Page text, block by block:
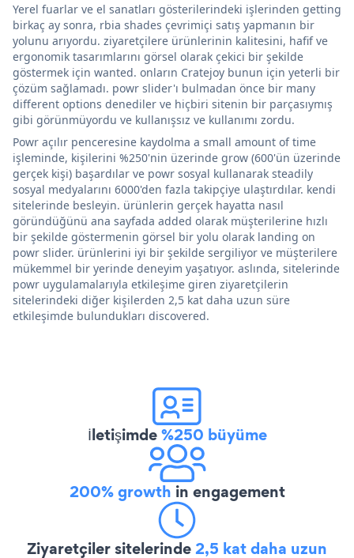
Yerel fuarlar ve el sanatları gösterilerindeki işlerinden getting
birkaç ay sonra, rbia shades çevrimiçi satış yapmanın bir
yolunu arıyordu. ziyaretçilere ürünlerinin kalitesini, hafif ve
ergonomik tasarımlarını görsel olarak çekici bir şekilde
göstermek için wanted. onların Cratejoy bunun için yeterli bir
çözüm sağlamadı. powr slider'ı bulmadan önce bir many
different options denediler ve hiçbiri sitenin bir parçasıymış
gibi görünmüyordu ve kullanışsız ve kullanımı zordu.
Powr açılır penceresine kaydolma a small amount of time
işleminde, kişilerini %250'nin üzerinde grow (600'ün üzerinde
gerçek kişi) başardılar ve powr sosyal kullanarak steadily
sosyal medyalarını 6000'den fazla takipçiye ulaştırdılar. kendi
sitelerinde besleyin. ürünlerin gerçek hayatta nasıl
göründüğünü ana sayfada added olarak müşterilerine hızlı
bir şekilde göstermenin görsel bir yolu olarak landing on
powr slider. ürünlerini iyi bir şekilde sergiliyor ve müşterilere
mükemmel bir yerinde deneyim yaşatıyor. aslında, sitelerinde
powr uygulamalarıyla etkileşime giren ziyaretçilerin
sitelerindeki diğer kişilerden 2,5 kat daha uzun süre
etkileşimde bulundukları discovered.
İletişimde%250 büyüme
200% growth in engagement
Ziyaretçiler sitelerinde2,5 kat daha uzun